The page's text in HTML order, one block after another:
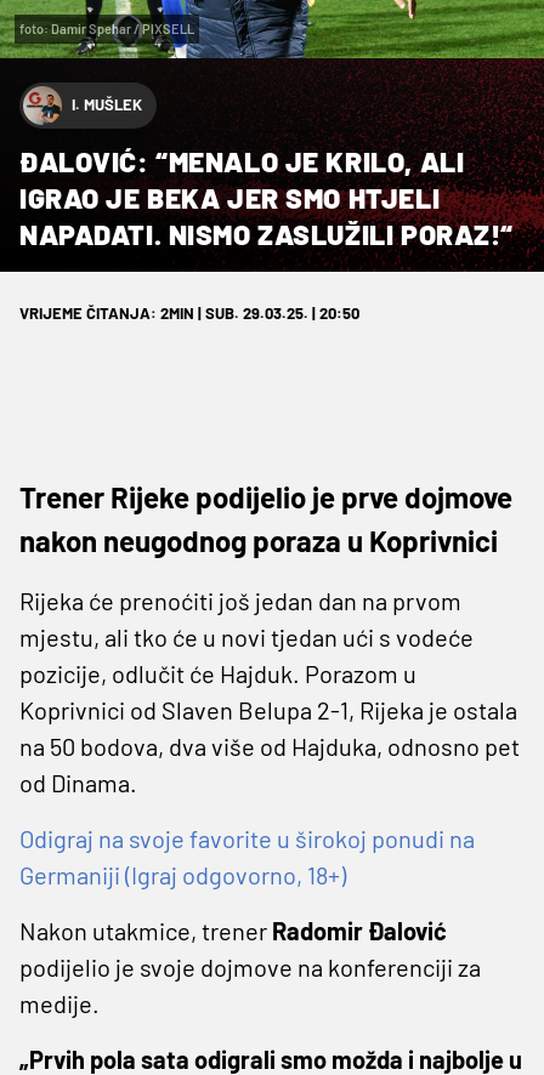
foto: Damir Spehar / PIXSELL
I. MUŠLEK
ĐALOVIĆ: “MENALO JE KRILO, ALI
IGRAO JE BEKA JER SMO HTJELI
NAPADATI. NISMO ZASLUŽILI PORAZ!“
VRIJEME ČITANJA: 2MIN | SUB. 29.03.25. | 20:50
Trener Rijeke podijelio je prve dojmove
nakon neugodnog poraza u Koprivnici
Rijeka će prenoćiti još jedan dan na prvom
mjestu, ali tko će u novi tjedan ući s vodeće
pozicije, odlučit će Hajduk. Porazom u
Koprivnici od Slaven Belupa 2-1, Rijeka je ostala
na 50 bodova, dva više od Hajduka, odnosno pet
od Dinama.
Odigraj na svoje favorite u širokoj ponudi na
Germaniji (Igraj odgovorno, 18+)
Nakon utakmice, trener Radomir Đalović
podijelio je svoje dojmove na konferenciji za
medije.
„Prvih pola sata odigrali smo možda i najbolje u